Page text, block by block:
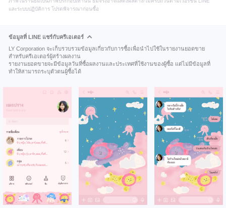
และระบบปฏิบัติการ โปรดพิจารณาก่อนซื้อ
ข้อมูลที่ LINE แชร์กับครีเอเตอร์
LY Corporation จะเก็บรวบรวมข้อมูลเกี่ยวกับการซื้อเพื่อนำไปใช้ในรายงานยอดขาย
สำหรับครีเอเตอร์ผู้สร้างผลงาน
รายงานยอดขายจะมีข้อมูลวันที่ซื้อผลงานและประเทศที่ใช้งานของผู้ซื้อ แต่ไม่มีข้อมูลที่
ทำให้สามารถระบุตัวตนผู้ซื้อได้